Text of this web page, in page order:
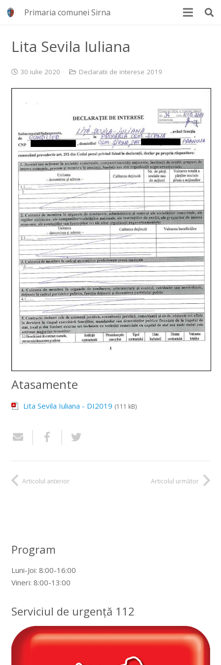
Primaria comunei Sirna
Lita Sevila Iuliana
30 iulie 2020 Declaratii de interese 2019
Atasamente
Lita Sevila Iuliana - DI2019 (111 kB)
Articolul anterior Articolul următor
Program
Luni-Joi: 8:00-16:00
Vineri: 8:00-13:00
Serviciul de urgență 112